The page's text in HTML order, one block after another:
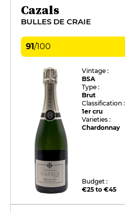
Cazals
BULLES DE CRAIE
91/100
Vintage :
BSA
Type :
Brut
Classification :
1er cru
Varieties :
Chardonnay
Budget :
€25 to €45